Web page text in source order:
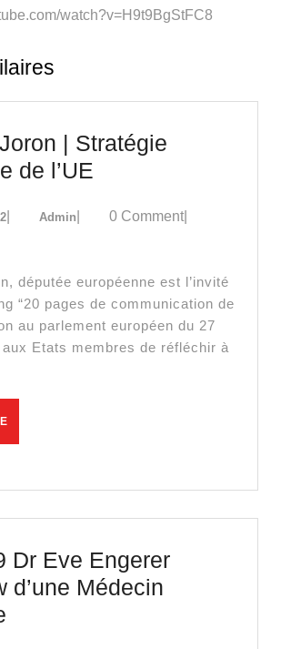
watch?v=H9t9BgStFC8
| Stratégie
de l’UE
vaccinale
de
l’UE
16/05/2022
AdminAdmin0 Comment
“20 pages de communication de
au parlement européen du 27
Etats membres de réfléchir à
Dr Eve Engerer
d’une Médecin